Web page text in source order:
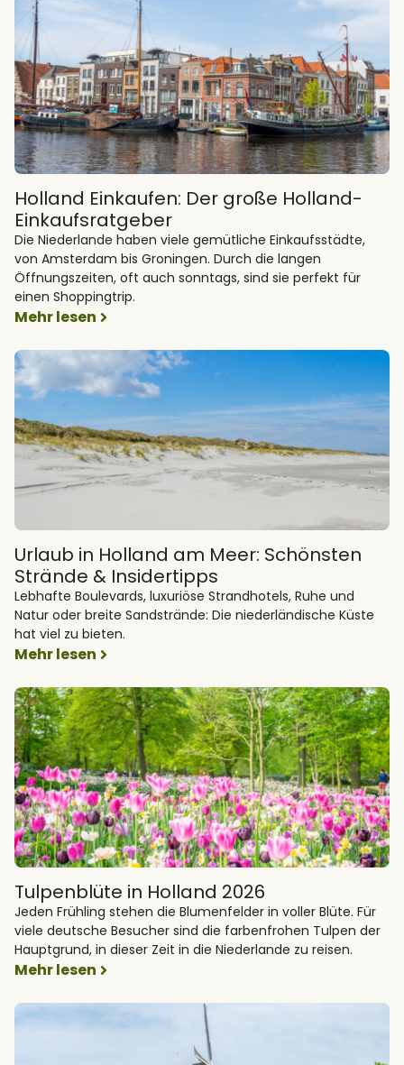
Holland Einkaufen: Der große Holland-
Einkaufsratgeber
Die Niederlande haben viele gemütliche Einkaufsstädte,
von Amsterdam bis Groningen. Durch die langen
Öffnungszeiten, oft auch sonntags, sind sie perfekt für
einen Shoppingtrip.
Mehr lesen
Urlaub in Holland am Meer: Schönsten
Strände & Insidertipps
Lebhafte Boulevards, luxuriöse Strandhotels, Ruhe und
Natur oder breite Sandstrände: Die niederländische Küste
hat viel zu bieten.
Mehr lesen
Tulpenblüte in Holland 2026
Jeden Frühling stehen die Blumenfelder in voller Blüte. Für
viele deutsche Besucher sind die farbenfrohen Tulpen der
Hauptgrund, in dieser Zeit in die Niederlande zu reisen.
Mehr lesen